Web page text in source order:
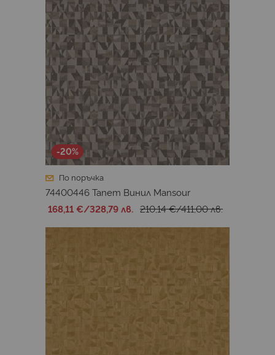
-20%
По поръчка
74400446 Тапет Винил Mansour
168,11 €/328,79 лв. 210,14 €/411,00 лв.